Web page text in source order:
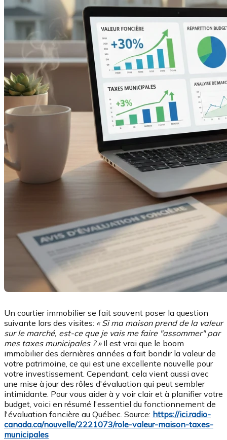
Un courtier immobilier se fait souvent poser la question
suivante lors des visites: « Si ma maison prend de la valeur
sur le marché, est-ce que je vais me faire "assommer" par
mes taxes municipales ? »Il est vrai que le boom
immobilier des dernières années a fait bondir la valeur de
votre patrimoine, ce qui est une excellente nouvelle pour
votre investissement. Cependant, cela vient aussi avec
une mise à jour des rôles d'évaluation qui peut sembler
intimidante. Pour vous aider à y voir clair et à planifier votre
budget, voici en résumé l'essentiel du fonctionnement de
l'évaluation foncière au Québec. Source: https://ici.radio-
canada.ca/nouvelle/2221073/role-valeur-maison-taxes-
municipales